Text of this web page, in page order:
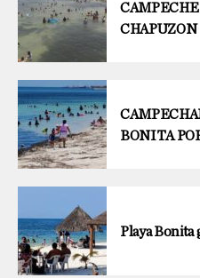
CHAPUZON
BONITA
Playa Bonita